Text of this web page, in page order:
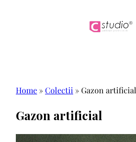
Home »Colectii »Gazon artificial
Gazon artificial